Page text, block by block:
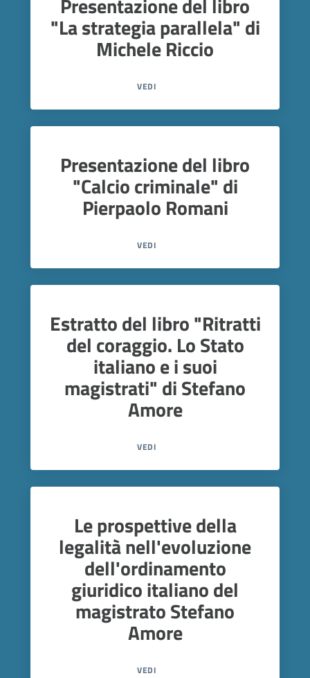
"La strategia parallela" di
Michele Riccio
VEDI
Presentazione del libro
"Calcio criminale" di
Pierpaolo Romani
VEDI
Estratto del libro "Ritratti
del coraggio. Lo Stato
italiano e i suoi
magistrati" di Stefano
Amore
VEDI
Le prospettive della
legalità nell'evoluzione
dell'ordinamento
giuridico italiano del
magistrato Stefano
Amore
VEDI